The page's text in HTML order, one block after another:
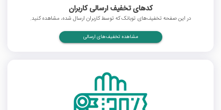
کدهای تخفیف ارسالی کاربران
در این صفحه تخفیف‌های توبانک که توسط کاربران ارسال شده، مشاهده کنید.
مشاهده تخفیف‌های ارسالی